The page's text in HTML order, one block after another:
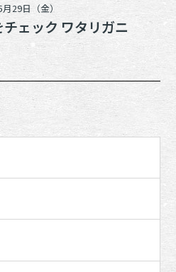
29日（金）
チェック ワタリガニ